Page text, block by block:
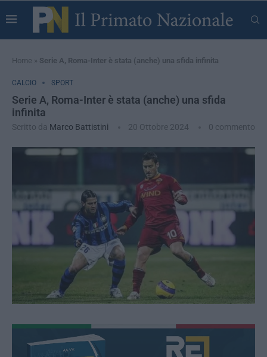
Home » Serie A, Roma-Inter è stata (anche) una sfida infinita
CALCIO SPORT
Serie A, Roma-Inter è stata (anche) una sfida
infinita
Scritto da Marco Battistini 20 Ottobre 2024 0 commento